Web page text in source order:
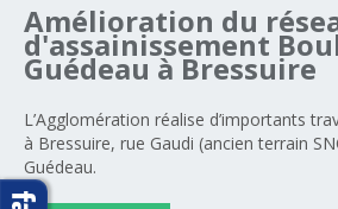
Amélioration du
d'assainissement
Guédeau àBressuire
L’Agglomération réalise d’importants
à Bressuire, rue Gaudi (ancien terrain
Guédeau.